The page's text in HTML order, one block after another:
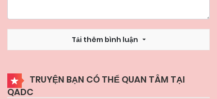
Tải thêm bình luận
TRUYỆN BẠN CÓ THỂ QUAN TÂM TẠI
QADC